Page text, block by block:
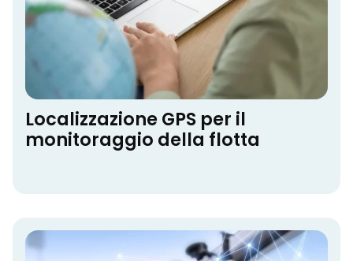
Localizzazione GPS per il
monitoraggio della flotta